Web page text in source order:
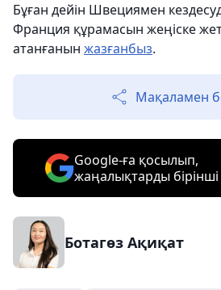
Бұған дейін Швециямен
Франция құрамасын жеңіске
атанғанын жазғанбыз.
Мақаламен
Google-ға қосылып,
жаңалықтарды
Ботагөз Ақиқат